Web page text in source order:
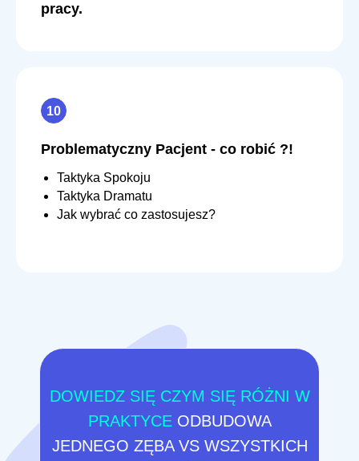
pracy.
Problematyczny Pacjent - co robić ?!
Taktyka Spokoju
Taktyka Dramatu
Jak wybrać co zastosujesz?
DOWIEDZ SIĘ CZYM SIĘ RÓŻNI W
PRAKTYCE ODBUDOWA
JEDNEGO ZĘBA VS WSZYSTKICH